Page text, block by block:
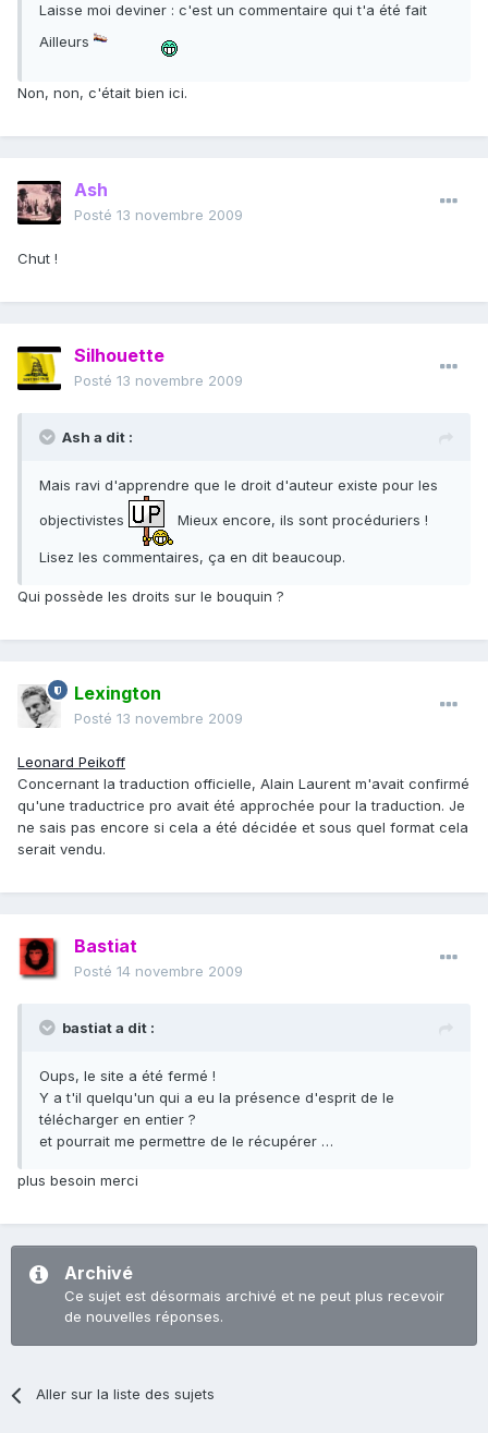
Laisse moi deviner : c'est un commentaire qui t'a été fait
Ailleurs
Non, non, c'était bien ici.
Ash
Posté 13 novembre 2009
Chut !
Silhouette
Posté 13 novembre 2009
Ash a dit :
Mais ravi d'apprendre que le droit d'auteur existe pour les
objectivistes
Mieux encore, ils sont procéduriers !
Lisez les commentaires, ça en dit beaucoup.
Qui possède les droits sur le bouquin ?
Lexington
Posté 13 novembre 2009
Leonard Peikoff
Concernant la traduction officielle, Alain Laurent m'avait confirmé
qu'une traductrice pro avait été approchée pour la traduction. Je
ne sais pas encore si cela a été décidée et sous quel format cela
serait vendu.
Bastiat
Posté 14 novembre 2009
bastiat a dit :
Oups, le site a été fermé !
Y a t'il quelqu'un qui a eu la présence d'esprit de le
télécharger en entier ?
et pourrait me permettre de le récupérer …
plus besoin merci
Archivé
Ce sujet est désormais archivé et ne peut plus recevoir
de nouvelles réponses.
Aller sur la liste des sujets